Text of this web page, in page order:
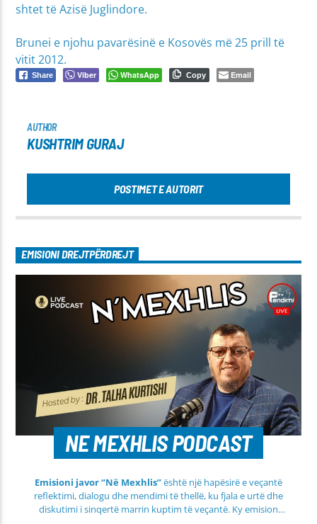
shtet të Azisë Juglindore.
Brunei e njohu pavarësinë e Kosovës më 25 prill të
vitit 2012.
Share Viber WhatsApp Copy Email
AUTHOR
KUSHTRIM GURAJ
POSTIMET E AUTORIT
EMISIONI DREJTPËRDREJT
NE MEXHLIS PODCAST
Emisioni javor “Në Mexhlis”është një hapësirë e veçantë
reflektimi, dialogu dhe mendimi të thellë, ku fjala e urtë dhe
diskutimi i sinqertë marrin kuptim të veçantë. Ky emision